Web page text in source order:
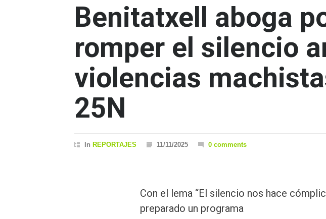
Benitatxell aboga
romper el silencio
violencias
25N
In REPORTAJES 11/11/2025 0 comments
Con el lema “El silencio nos hace
preparado un programa